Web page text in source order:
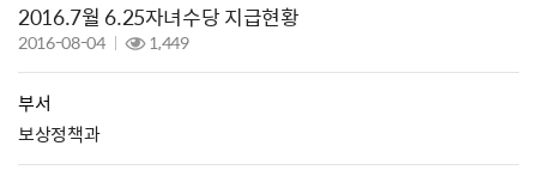
2016.7월 6.25자녀수당 지급현황
2016-08-04 1,449
부서
보상정책과